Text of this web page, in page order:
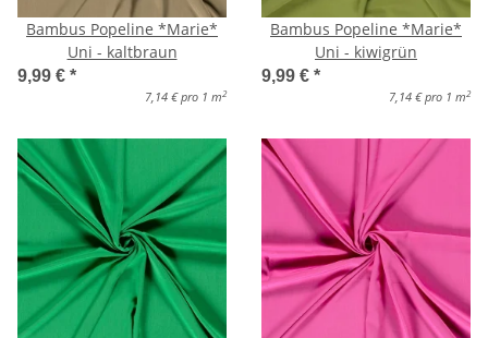
Bambus Popeline *Marie*
Uni - kaltbraun
9,99 € *
7,14 € pro 1 m 2
Bambus Popeline *Marie*
Uni - kiwigrün
9,99 € *
7,14 € pro 1 m 2